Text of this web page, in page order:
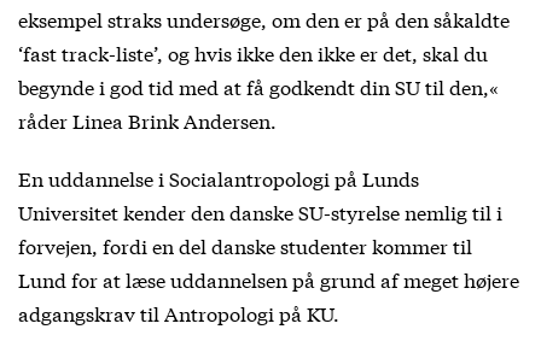
eksempel straks undersøge, om den er på den såkaldte
‘fast track-liste’, og hvis ikke den ikke er det, skal du
begynde i god tid med at få godkendt din SU til den,«
råder Linea Brink Andersen.
En uddannelse i Socialantropologi på Lunds
Universitet kender den danske SU-styrelse nemlig til i
forvejen, fordi en del danske studenter kommer til
Lund for at læse uddannelsen på grund af meget højere
adgangskrav til Antropologi på KU.